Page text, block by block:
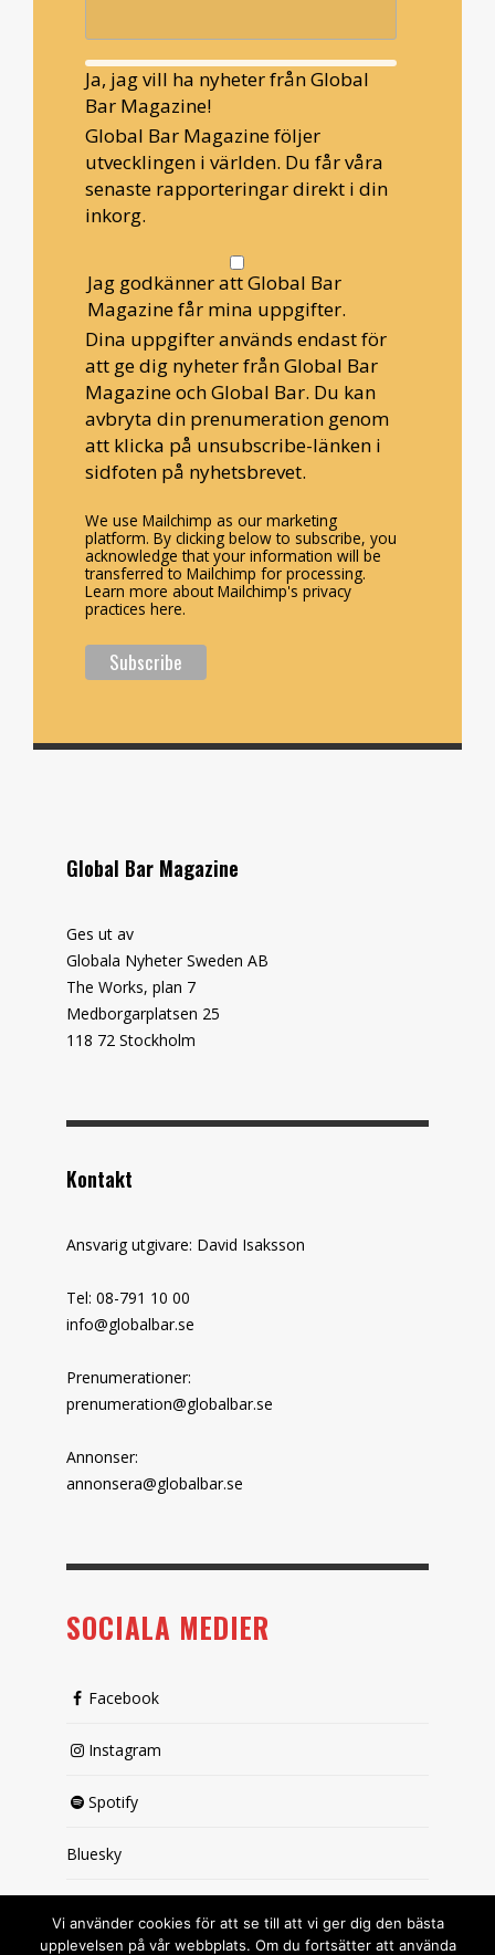
Ja, jag vill ha nyheter från Global
Bar Magazine!
Global Bar Magazine följer
utvecklingen i världen. Du får våra
senaste rapporteringar direkt i din
inkorg.
Jag godkänner att Global Bar
Magazine får mina uppgifter.
Dina uppgifter används endast för
att ge dig nyheter från Global Bar
Magazine och Global Bar. Du kan
avbryta din prenumeration genom
att klicka på unsubscribe-länken i
sidfoten på nyhetsbrevet.
We use Mailchimp as our marketing
platform. By clicking below to subscribe, you
acknowledge that your information will be
transferred to Mailchimp for processing.
Learn more about Mailchimp's privacy
practices here.
Global Bar Magazine
Ges ut av
Globala Nyheter Sweden AB
The Works, plan 7
Medborgarplatsen 25
118 72 Stockholm
Kontakt
Ansvarig utgivare: David Isaksson
Tel: 08-791 10 00
info@globalbar.se
Prenumerationer:
prenumeration@globalbar.se
Annonser:
annonsera@globalbar.se
SOCIALA MEDIER
Facebook
Instagram
Spotify
Bluesky
Vi använder cookies för att se till att vi ger dig den bästa
upplevelsen på vår webbplats. Om du fortsätter att använda